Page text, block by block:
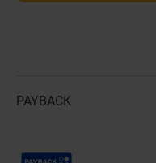
PAYBACK
Payback Punkte